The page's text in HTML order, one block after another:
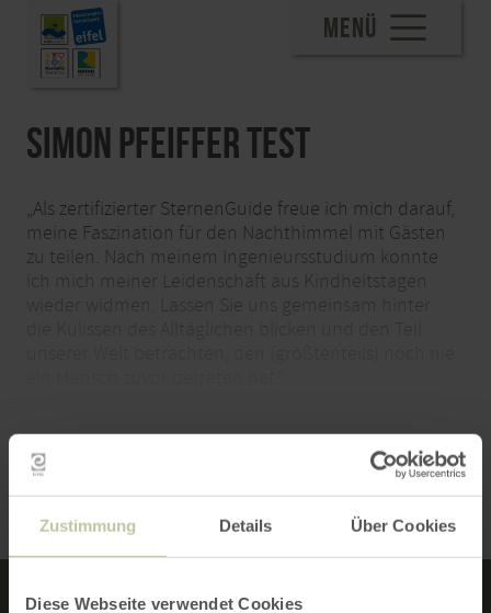
Zustimmung Details Über Cookies
Diese Webseite verwendet Cookies
MENÜ
Simon Pfeiffer TEST
„Als zertifizierter SternenGuide freue ich mich darauf,
meine Faszination für den Nachthimmel mit Gästen
zu teilen. Nach meinem Ingenieursstudium konnte
ich mich meiner Leidenschaft aus Kindheitstagen